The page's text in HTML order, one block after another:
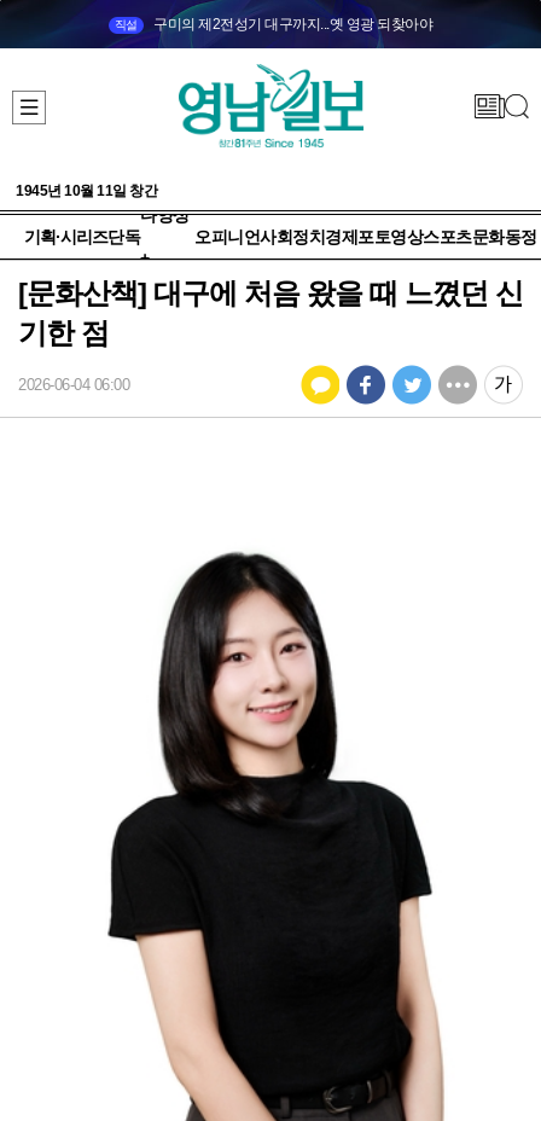
직설 구미의 제2전성기 대구까지...옛 영광 되찾아야
1945년 10월 11일 창간
기획·시리즈단독
다양성
+
오피니언사회정치 경제 포토영상스포츠문화동정
[문화산책] 대구에 처음 왔을 때 느꼈던 신
기한 점
2026-06-04 06:00